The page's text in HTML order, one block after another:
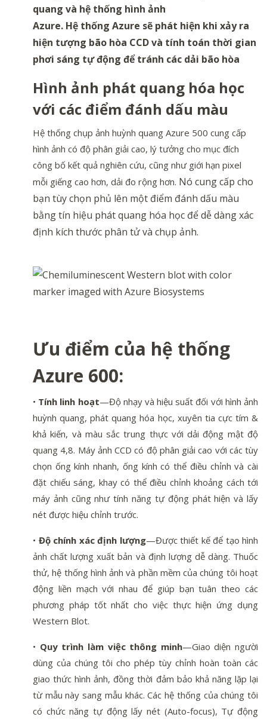
quang và hệ thống hình ảnh
Azure. Hệ thống Azure sẽ phát hiện khi xảy ra
hiện tượng bão hòa CCD và tính toán thời gian
phơi sáng tự động để tránh các dải bão hòa
Hình ảnh phát quang hóa học
với các điểm đánh dấu màu
Hệ thống chụp ảnh huỳnh quang Azure 500 cung cấp
hình ảnh có độ phân giải cao, lý tưởng cho mục đích
công bố kết quả nghiên cứu, cũng như giới hạn pixel
mỗi giếng cao hơn, dải đo rộng hơn. Nó cung cấp cho
bạn tùy chọn phủ lên một điểm đánh dấu màu
bằng tín hiệu phát quang hóa học để dễ dàng xác
định kích thước phân tử và chụp ảnh.
Ưu điểm của hệ thống
Azure 600:
• Tính linh hoạt—Độ nhạy và hiệu suất đối với hình ảnh
huỳnh quang, phát quang hóa học, xuyên tia cực tím &
khả kiến, và màu sắc trung thực với dải động mật độ
quang 4,8. Máy ảnh CCD có độ phân giải cao với các tùy
chọn ống kính nhanh, ống kính có thể điều chỉnh và cài
đặt chiếu sáng, khay có thể điều chỉnh khoảng cách tới
máy ảnh cũng như tính năng tự động phát hiện và lấy
nét được hiệu chỉnh trước.
• Độ chính xác định lượng—Được thiết kế để tạo hình
ảnh chất lượng xuất bản và định lượng dễ dàng. Thuốc
thử, hệ thống hình ảnh và phần mềm của chúng tôi hoạt
động liền mạch với nhau để giúp bạn tuân theo các
phương pháp tốt nhất cho việc thực hiện ứng dụng
Western Blot.
• Quy trình làm việc thông minh—Giao diện người
dùng của chúng tôi cho phép tùy chỉnh hoàn toàn các
giao thức hình ảnh, đồng thời đảm bảo khả năng lặp lại
từ mẫu này sang mẫu khác. Các hệ thống của chúng tôi
có chức năng tự động lấy nét (Auto-focus), Tự động